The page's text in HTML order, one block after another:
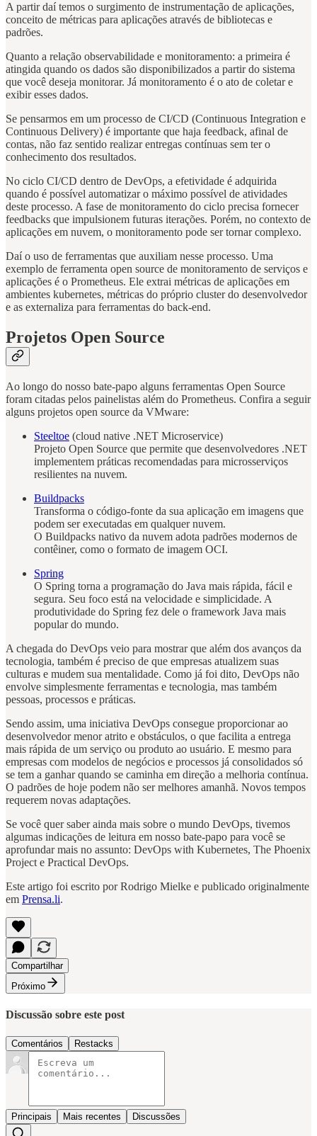
A partir daí temos o surgimento de instrumentação de aplicações,
conceito de métricas para aplicações através de bibliotecas e
padrões.
Quanto a relação observabilidade e monitoramento: a primeira é
atingida quando os dados são disponibilizados a partir do sistema
que você deseja monitorar. Já monitoramento é o ato de coletar e
exibir esses dados.
Se pensarmos em um processo de CI/CD (Continuous Integration e
Continuous Delivery) é importante que haja feedback, afinal de
contas, não faz sentido realizar entregas contínuas sem ter o
conhecimento dos resultados.
No ciclo CI/CD dentro de DevOps, a efetividade é adquirida
quando é possível automatizar o máximo possível de atividades
deste processo. A fase de monitoramento do ciclo precisa fornecer
feedbacks que impulsionem futuras iterações. Porém, no contexto de
aplicações em nuvem, o monitoramento pode ser tornar complexo.
Daí o uso de ferramentas que auxiliam nesse processo. Uma
exemplo de ferramenta open source de monitoramento de serviços e
aplicações é o Prometheus. Ele extrai métricas de aplicações em
ambientes kubernetes, métricas do próprio cluster do desenvolvedor
e as externaliza para ferramentas do back-end.
Projetos Open Source
Ao longo do nosso bate-papo alguns ferramentas Open Source
foram citadas pelos painelistas além do Prometheus. Confira a seguir
alguns projetos open source da VMware:
Steeltoe (cloud native .NET Microservice)
Projeto Open Source que permite que desenvolvedores .NET
implementem práticas recomendadas para microsserviços
resilientes na nuvem.
Buildpacks
Transforma o código-fonte da sua aplicação em imagens que
podem ser executadas em qualquer nuvem.
O Buildpacks nativo da nuvem adota padrões modernos de
contêiner, como o formato de imagem OCI.
Spring
O Spring torna a programação do Java mais rápida, fácil e
segura. Seu foco está na velocidade e simplicidade. A
produtividade do Spring fez dele o framework Java mais
popular do mundo.
A chegada do DevOps veio para mostrar que além dos avanços da
tecnologia, também é preciso de que empresas atualizem suas
culturas e mudem sua mentalidade. Como já foi dito, DevOps não
envolve simplesmente ferramentas e tecnologia, mas também
pessoas, processos e práticas.
Sendo assim, uma iniciativa DevOps consegue proporcionar ao
desenvolvedor menor atrito e obstáculos, o que facilita a entrega
mais rápida de um serviço ou produto ao usuário. E mesmo para
empresas com modelos de negócios e processos já consolidados só
se tem a ganhar quando se caminha em direção a melhoria contínua.
O padrões de hoje podem não ser melhores amanhã. Novos tempos
requerem novas adaptações.
Se você quer saber ainda mais sobre o mundo DevOps, tivemos
algumas indicações de leitura em nosso bate-papo para você se
aprofundar mais no assunto: DevOps with Kubernetes, The Phoenix
Project e Practical DevOps.
Este artigo foi escrito por Rodrigo Mielke e publicado originalmente
em Prensa.li.
Compartilhar
Próximo
Discussão sobre este post
Comentários Restacks
Principais Mais recentes Discussões